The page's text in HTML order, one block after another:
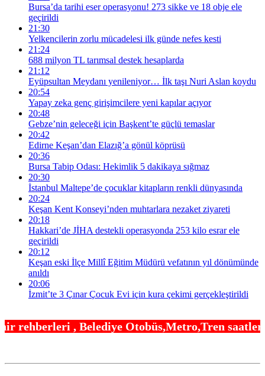
Bursa’da tarihi eser operasyonu! 273 sikke ve 18 obje ele
geçirildi
21:30
Yelkencilerin zorlu mücadelesi ilk günde nefes kesti
21:24
688 milyon TL tarımsal destek hesaplarda
21:12
Eyüpsultan Meydanı yenileniyor… İlk taşı Nuri Aslan koydu
20:54
Yapay zeka genç girişimcilere yeni kapılar açıyor
20:48
Gebze’nin geleceği için Başkent’te güçlü temaslar
20:42
Edirne Keşan’dan Elazığ’a gönül köprüsü
20:36
Bursa Tabip Odası: Hekimlik 5 dakikaya sığmaz
20:30
İstanbul Maltepe’de çocuklar kitapların renkli dünyasında
20:24
Keşan Kent Konseyi’nden muhtarlara nezaket ziyareti
20:18
Hakkari’de JİHA destekli operasyonda 253 kilo esrar ele
geçirildi
20:12
Keşan eski İlçe Millî Eğitim Müdürü vefatının yıl dönümünde
anıldı
20:06
İzmit’te 3 Çınar Çocuk Evi için kura çekimi gerçekleştirildi
, Belediye Otobüs,Metro,Tren saatleri